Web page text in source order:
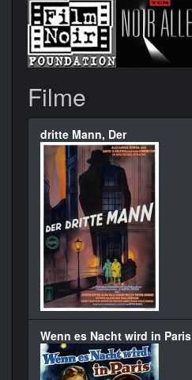
Filme
dritte Mann, Der
Wenn es Nacht wird in Paris